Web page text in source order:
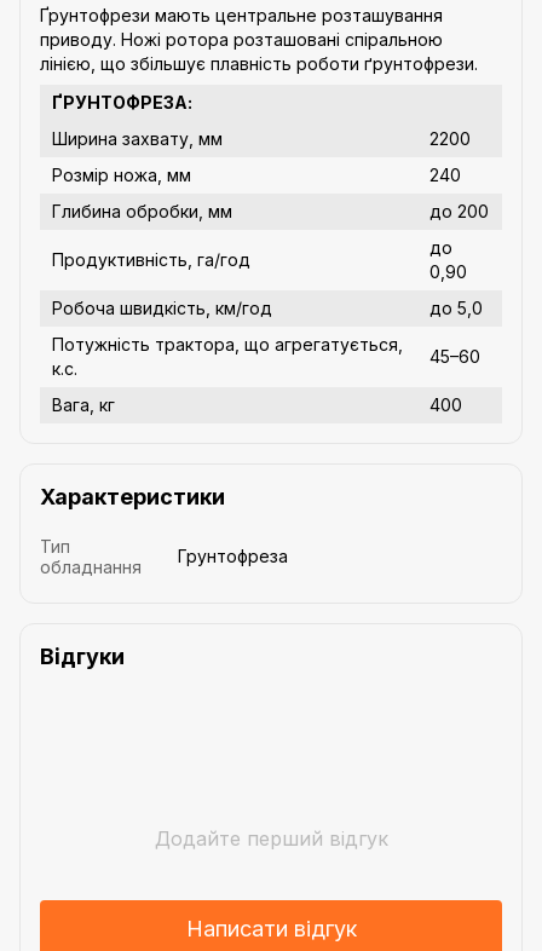
Ґрунтофрези мають центральне розташування
приводу. Ножі ротора розташовані спіральною
лінією, що збільшує плавність роботи ґрунтофрези.
ҐРУНТОФРЕЗА:
Ширина захвату, мм
2200
Розмір ножа, мм
240
Глибина обробки, мм
до 200
Продуктивність, га/год
до
0,90
Робоча швидкість, км/год
до 5,0
Потужність трактора, що агрегатується,
к.с.
45–60
Вага, кг 400
Характеристики
Тип
обладнання
Грунтофреза
Відгуки
Додайте перший відгук
Написати відгук